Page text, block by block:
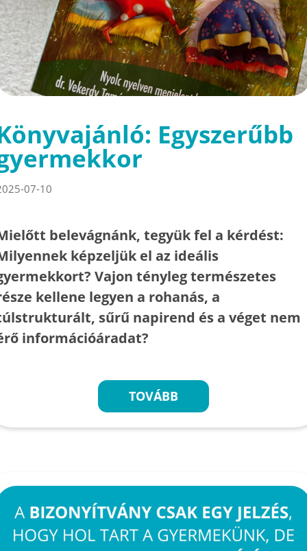
Egyszerűbb
07-10
belevágnánk, tegyük fel a kérdést:
képzeljük el az ideális
Vajon tényleg természetes
kellene legyen a rohanás, a
sűrű napirend és a véget nem
információáradat?
TOVÁBB